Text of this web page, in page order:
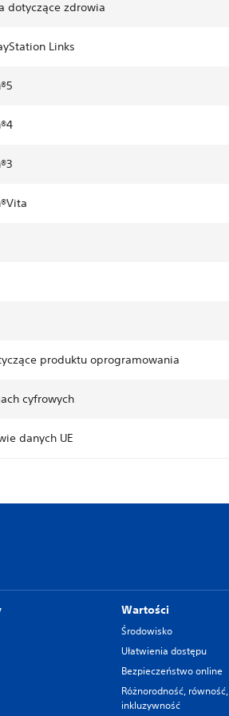
dotyczące zdrowia
Links
produktu oprogramowania
cyfrowych
danych UE
Wartości
Środowisko
Ułatwienia dostępu
Bezpieczeństwo online
Różnorodność, równość,
inkluzywność